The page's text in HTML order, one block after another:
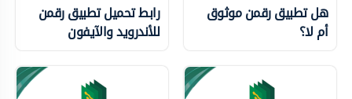
هل تطبيق رقمن موثوق
أم لا؟
رابط تحميل تطبيق رقمن
للأندرويد والآيفون